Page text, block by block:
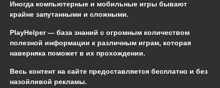
Иногда компьютерные и мобильные игры бывают
крайне запутанными и сложными.
PlayHelper — база знаний с огромным количеством
полезной информации к различным играм, которая
наверняка поможет в их прохождении.
Весь контент на сайте предоставляется бесплатно и без
назойливой рекламы.